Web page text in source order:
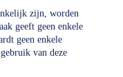
zijn, worden
geeft geen enkele
geen enkele
van deze